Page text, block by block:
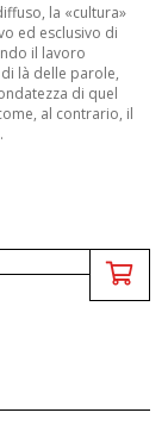
la «cultura»
ed esclusivo di
il lavoro
là delle parole,
di quel
al contrario, il